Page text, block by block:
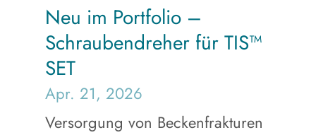
Neu im Portfolio –
Schraubendreher für TIS™
SET
Apr. 21, 2026
Versorgung von Beckenfrakturen